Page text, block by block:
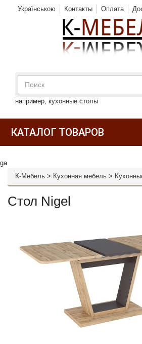
Українською Контакты Оплата
например, кухонные столы
КАТАЛОГ ТОВАРОВ
ga
К-Мебель > Кухонная мебель >
Стол Nigel